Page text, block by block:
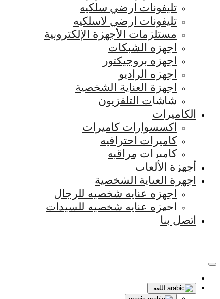
تليفونات ارضي سلكيه
تليفونات ارضي لاسلكيه
مستلزمات الأجهزة الإلكترونية
اجهزه الشبكات
اجهزه بروجيكتور
اجهزه الراديو
اجهزة العناية الشخصية
شاشات التلفزيون
الكاميرات
اكسسوارات كاميرات
كاميرات احترافيه
كاميرات مراقبه
أجهزة الألعاب
اجهزة العناية الشخصية
اجهزه عنايه شخصيه للرجال
اجهزه عنايه شخصيه للسيدات
اتصل بنا
اللغة